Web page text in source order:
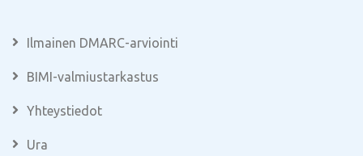
Ilmainen DMARC-arviointi
BIMI-valmiustarkastus
Yhteystiedot
Ura